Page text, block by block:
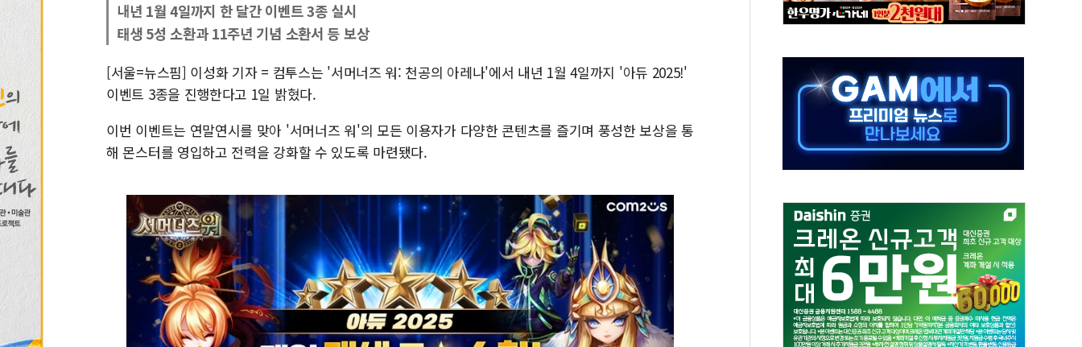
신길동 신축도 3.3㎡당 7250만원…써밋 클라비온 59㎡ 18억원대
[AI 부동산 투데이] 특공 전략도 '극과 극'…생애최초만 경쟁 치열
내년 1월 4일까지 한 달간 이벤트 3종 실시
태생 5성 소환과 11주년 기념 소환서 등 보상
[서울=뉴스핌] 이성화 기자 = 컴투스는 '서머너즈 워: 천공의 아레나'에서 내년 1월 4일까지 '아듀 2025!'
이벤트 3종을 진행한다고 1일 밝혔다.
이번 이벤트는 연말연시를 맞아 '서머너즈 워'의 모든 이용자가 다양한 콘텐츠를 즐기며 풍성한 보상을 통
해 몬스터를 영입하고 전력을 강화할 수 있도록 마련됐다.